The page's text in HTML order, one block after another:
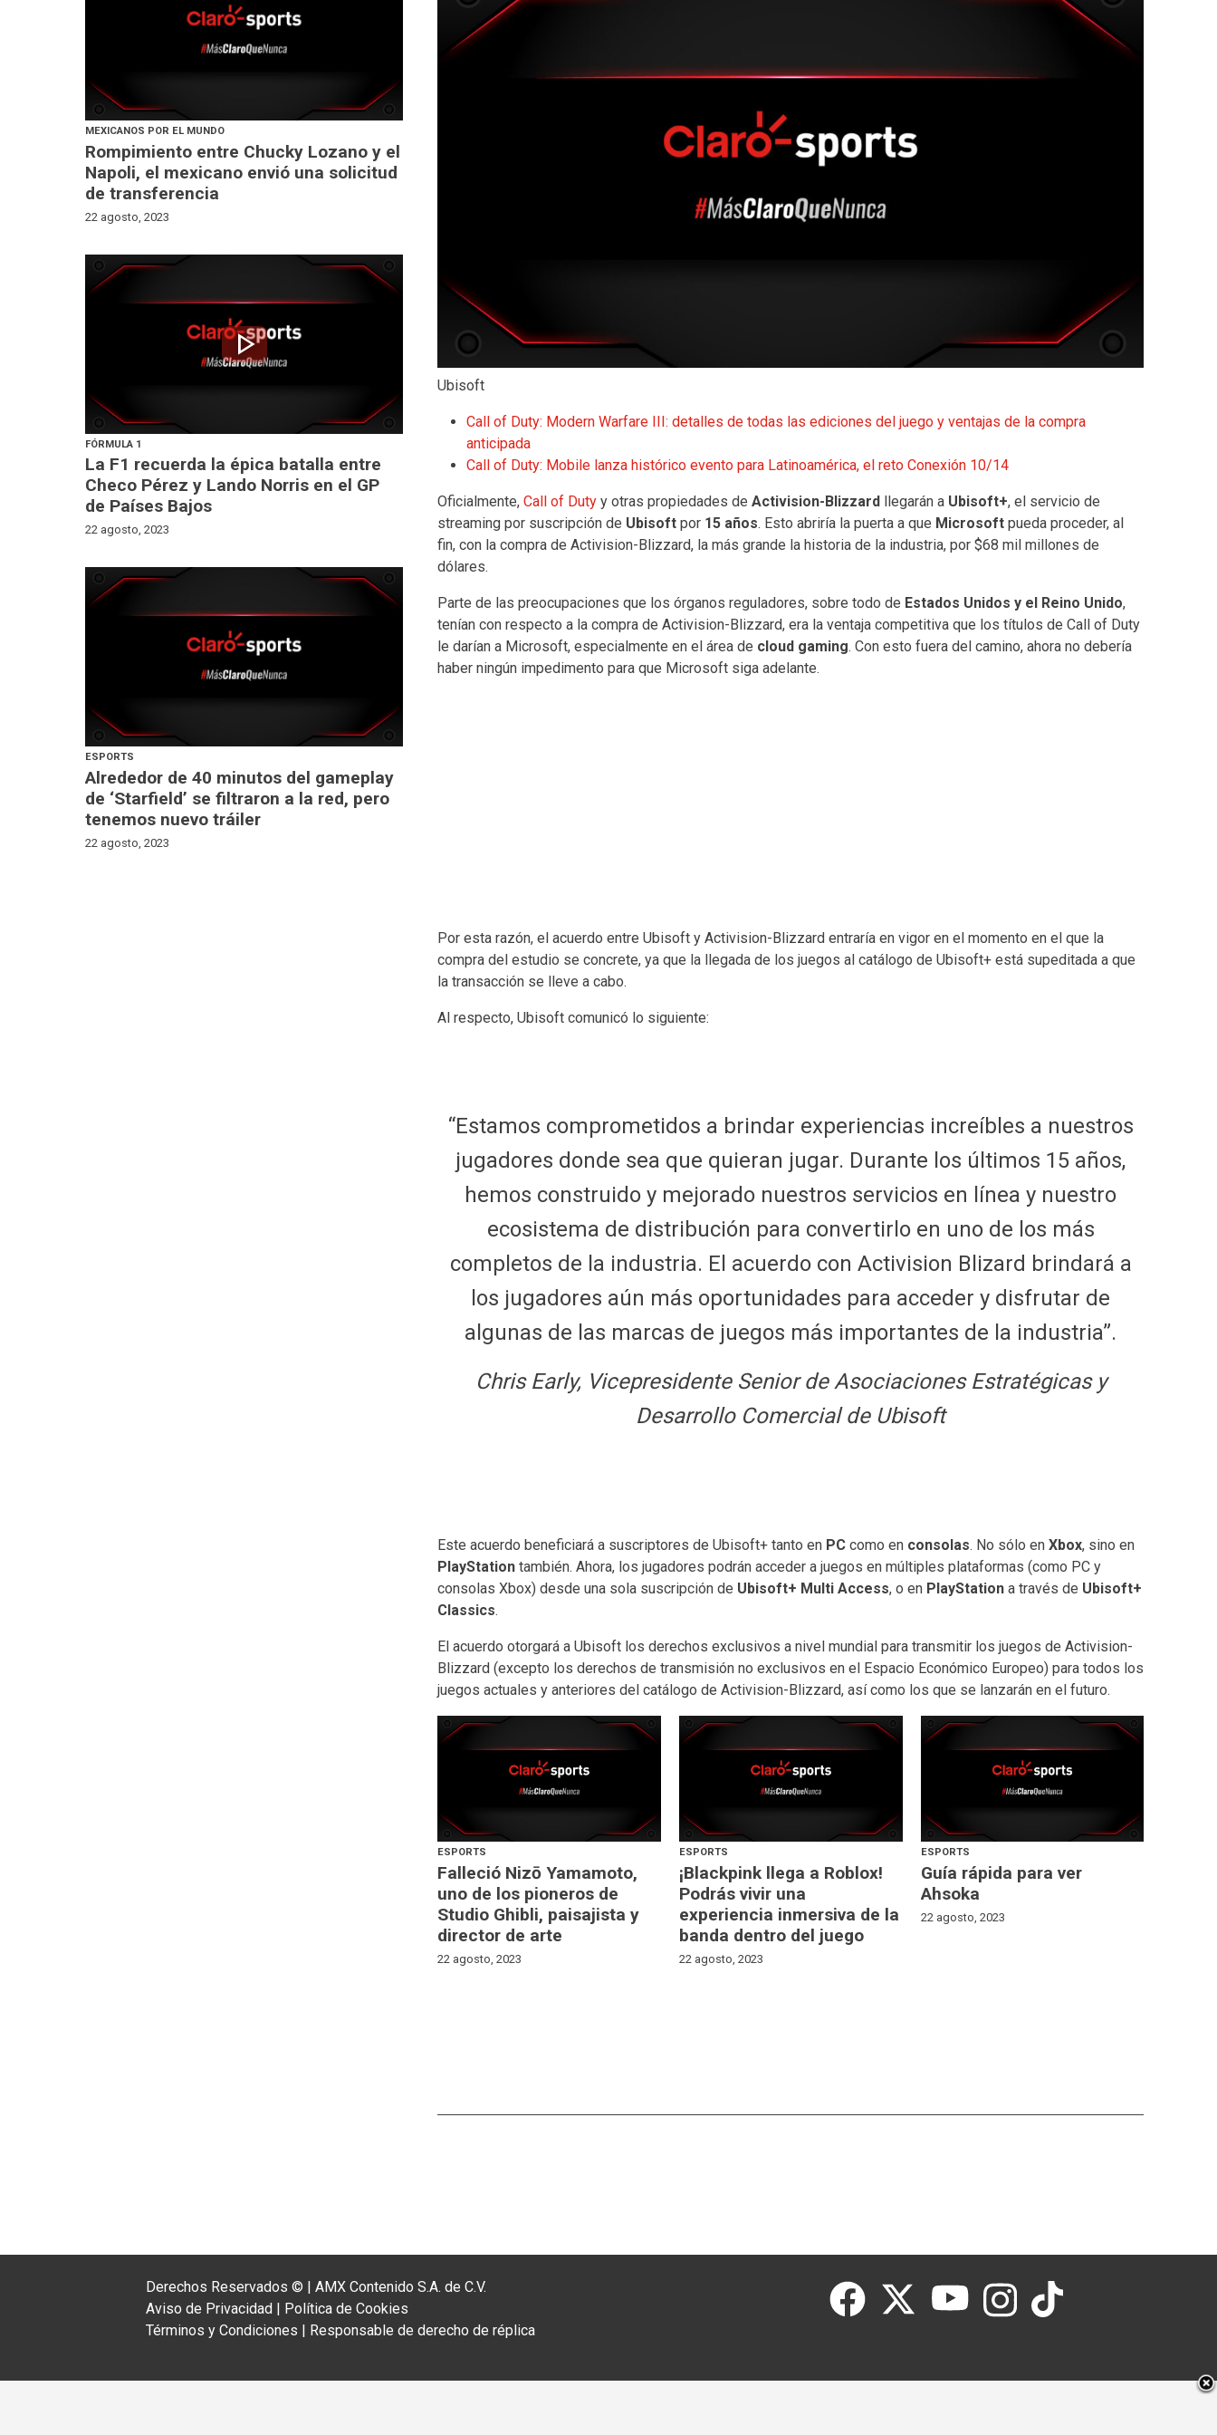
MEXICANOS POR EL MUNDO
Rompimiento entre Chucky Lozano y el
Napoli, el mexicano envió una solicitud
de transferencia
22 agosto, 2023
play_arrow
FÓRMULA 1
La F1 recuerda la épica batalla entre
Checo Pérez y Lando Norris en el GP
de Países Bajos
22 agosto, 2023
ESPORTS
Alrededor de 40 minutos del gameplay
de ‘Starfield’ se filtraron a la red, pero
tenemos nuevo tráiler
22 agosto, 2023
Ubisoft
Call of Duty: Modern Warfare III: detalles de todas las ediciones del juego y ventajas de la compra
anticipada
Call of Duty: Mobile lanza histórico evento para Latinoamérica, el reto Conexión 10/14
Oficialmente, Call of Dutyy otras propiedades de Activision-Blizzard llegarán a Ubisoft+, el servicio de
streaming por suscripción de Ubisoft por 15 años. Esto abriría la puerta a que Microsoft pueda proceder, al
fin, con la compra de Activision-Blizzard, la más grande la historia de la industria, por $68 mil millones de
dólares.
Parte de las preocupaciones que los órganos reguladores, sobre todo de Estados Unidos y el Reino Unido,
tenían con respecto a la compra de Activision-Blizzard, era la ventaja competitiva que los títulos de Call of Duty
le darían a Microsoft, especialmente en el área de cloud gaming. Con esto fuera del camino, ahora no debería
haber ningún impedimento para que Microsoft siga adelante.
Por esta razón, el acuerdo entre Ubisoft y Activision-Blizzard entraría en vigor en el momento en el que la
compra del estudio se concrete, ya que la llegada de los juegos al catálogo de Ubisoft+ está supeditada a que
la transacción se lleve a cabo.
Al respecto, Ubisoft comunicó lo siguiente:
“Estamos comprometidos a brindar experiencias increíbles a nuestros
jugadores donde sea que quieran jugar. Durante los últimos 15 años,
hemos construido y mejorado nuestros servicios en línea y nuestro
ecosistema de distribución para convertirlo en uno de los más
completos de la industria. El acuerdo con Activision Blizard brindará a
los jugadores aún más oportunidades para acceder y disfrutar de
algunas de las marcas de juegos más importantes de la industria”.
Chris Early, Vicepresidente Senior de Asociaciones Estratégicas y
Desarrollo Comercial de Ubisoft
Este acuerdo beneficiará a suscriptores de Ubisoft+ tanto en PC como en consolas. No sólo en Xbox, sino en
PlayStation también. Ahora, los jugadores podrán acceder a juegos en múltiples plataformas (como PC y
consolas Xbox) desde una sola suscripción de Ubisoft+ Multi Access, o en PlayStation a través de Ubisoft+
Classics.
El acuerdo otorgará a Ubisoft los derechos exclusivos a nivel mundial para transmitir los juegos de Activision-
Blizzard (excepto los derechos de transmisión no exclusivos en el Espacio Económico Europeo) para todos los
juegos actuales y anteriores del catálogo de Activision-Blizzard, así como los que se lanzarán en el futuro.
ESPORTS
Falleció Nizō Yamamoto,
uno de los pioneros de
Studio Ghibli, paisajista y
director de arte
22 agosto, 2023
ESPORTS
¡Blackpink llega a Roblox!
Podrás vivir una
experiencia inmersiva de la
banda dentro del juego
22 agosto, 2023
ESPORTS
Guía rápida para ver
Ahsoka
22 agosto, 2023
Derechos Reservados © | AMX Contenido S.A. de C.V.
Aviso de Privacidad| Política de Cookies
Términos y Condiciones | Responsable de derecho de réplica